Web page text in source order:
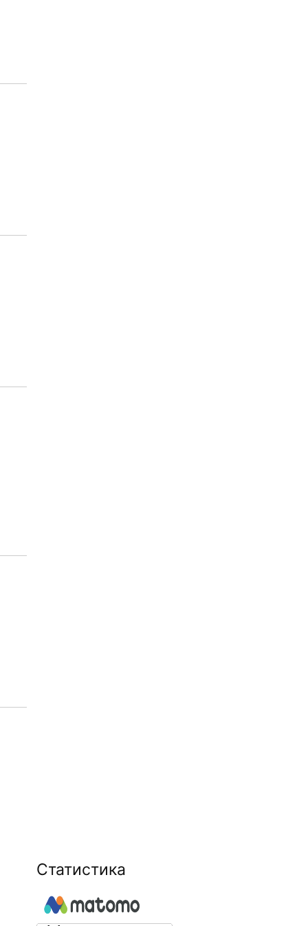
Статистика